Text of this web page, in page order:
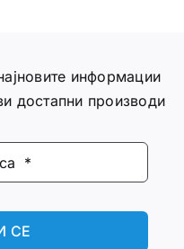
информации
достапни производи
СЕ